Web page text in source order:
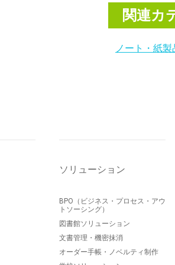
関連カ
ノート・紙製
ソリューション
BPO（ビジネス・プロセス・アウ
トソーシング）
図書館ソリューション
文書管理・機密抹消
オーダー手帳・ノベルティ制作